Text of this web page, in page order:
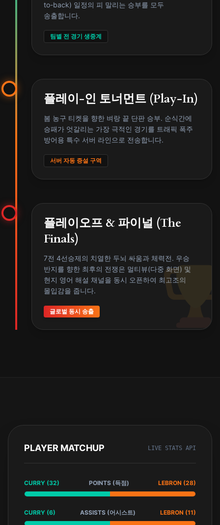
to-back) 일정의 피 말리는 승부를 모두
송출합니다.
팀별 전 경기 생중계
플레이-인 토너먼트 (Play-In)
봄 농구 티켓을 향한 벼랑 끝 단판 승부. 순식간에
승패가 엇갈리는 가장 극적인 경기를 트래픽 폭주
방어용 특수 서버 라인으로 전송합니다.
서버 자동 증설 구역
플레이오프 & 파이널 (The
Finals)
7전 4선승제의 치열한 두뇌 싸움과 체력전. 우승
반지를 향한 최후의 전쟁은 멀티뷰(다중 화면) 및
현지 영어 해설 채널을 동시 오픈하여 최고조의
몰입감을 줍니다.
글로벌 동시 송출
PLAYER MATCHUP LIVE STATS API
CURRY (32) POINTS (득점) LEBRON (28)
CURRY (6) ASSISTS (어시스트) LEBRON (11)